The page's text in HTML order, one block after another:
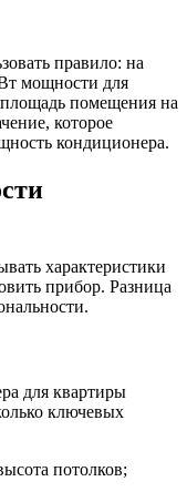
правило: на
мощности для
помещения на
которое
кондиционера.
характеристики
прибор. Разница
для квартиры
ключевых
потолков;